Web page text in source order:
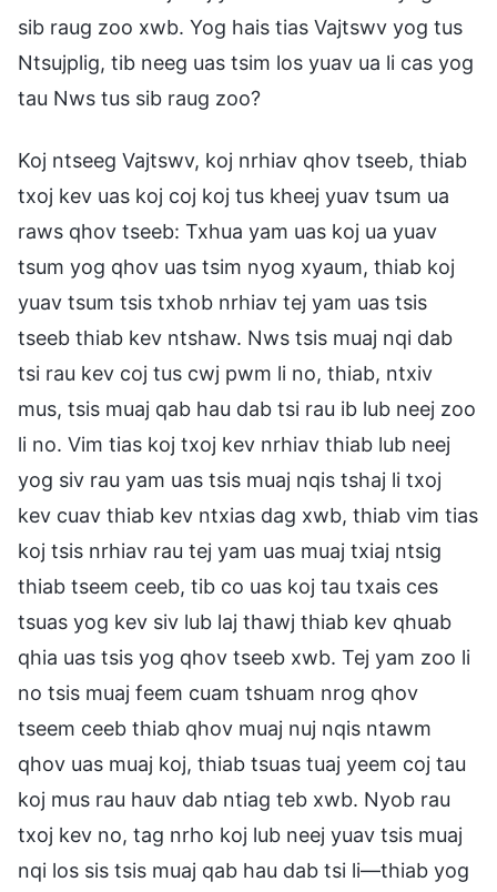
sib raug zoo xwb. Yog hais tias Vajtswv yog tus
Ntsujplig, tib neeg uas tsim los yuav ua li cas yog
tau Nws tus sib raug zoo?
Koj ntseeg Vajtswv, koj nrhiav qhov tseeb, thiab
txoj kev uas koj coj koj tus kheej yuav tsum ua
raws qhov tseeb: Txhua yam uas koj ua yuav
tsum yog qhov uas tsim nyog xyaum, thiab koj
yuav tsum tsis txhob nrhiav tej yam uas tsis
tseeb thiab kev ntshaw. Nws tsis muaj nqi dab
tsi rau kev coj tus cwj pwm li no, thiab, ntxiv
mus, tsis muaj qab hau dab tsi rau ib lub neej zoo
li no. Vim tias koj txoj kev nrhiav thiab lub neej
yog siv rau yam uas tsis muaj nqis tshaj li txoj
kev cuav thiab kev ntxias dag xwb, thiab vim tias
koj tsis nrhiav rau tej yam uas muaj txiaj ntsig
thiab tseem ceeb, tib co uas koj tau txais ces
tsuas yog kev siv lub laj thawj thiab kev qhuab
qhia uas tsis yog qhov tseeb xwb. Tej yam zoo li
no tsis muaj feem cuam tshuam nrog qhov
tseem ceeb thiab qhov muaj nuj nqis ntawm
qhov uas muaj koj, thiab tsuas tuaj yeem coj tau
koj mus rau hauv dab ntiag teb xwb. Nyob rau
txoj kev no, tag nrho koj lub neej yuav tsis muaj
nqi los sis tsis muaj qab hau dab tsi li—thiab yog